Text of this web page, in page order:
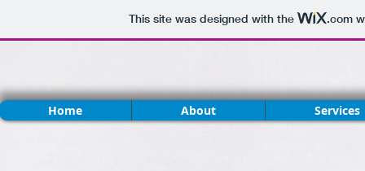
This site was designed with the .com
Home About Services